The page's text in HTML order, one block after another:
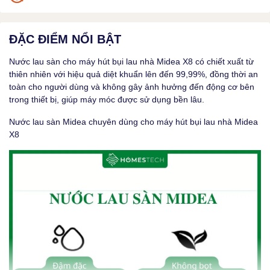
ĐẶC ĐIỂM NỔI BẬT
Nước lau sàn cho máy hút bụi lau nhà Midea X8 có chiết xuất từ
thiên nhiên với hiệu quả diệt khuẩn lên đến 99,99%, đồng thời an
toàn cho người dùng và không gây ảnh hưởng đến động cơ bên
trong thiết bị, giúp máy móc được sử dụng bền lâu.
Nước lau sàn Midea chuyên dùng cho máy hút bụi lau nhà Midea
X8